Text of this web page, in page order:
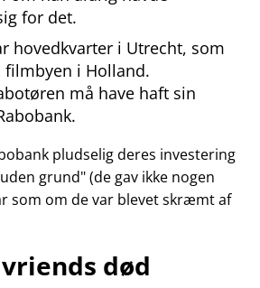
for det.
hovedkvarter i Utrecht, som
filmbyen i Holland.
må have haft sin
pludselig deres investering
uden grund (de gav ikke nogen
som om de var blevet skræmt af
vriends død